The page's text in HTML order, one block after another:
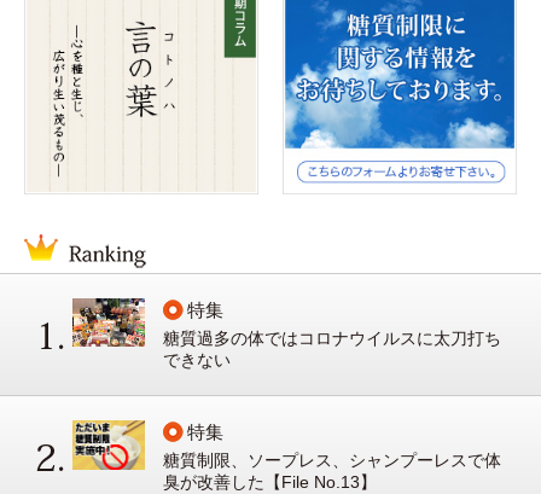
特集
糖質過多の体ではコロナウイルスに太刀打ち
できない
特集
糖質制限、ソープレス、シャンプーレスで体
臭が改善した【File No.13】